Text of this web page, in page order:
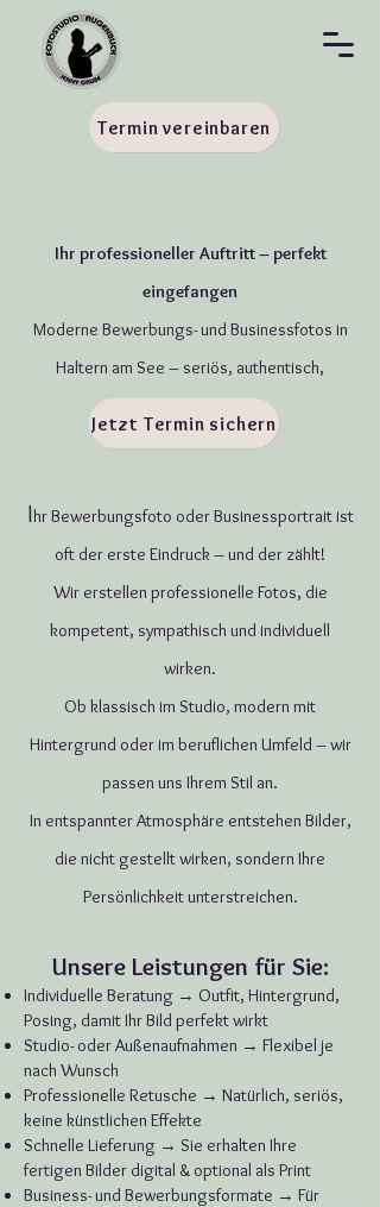
Termin vereinbaren
Ihr professioneller Auftritt – perfekt
eingefangen
Moderne Bewerbungs- und Businessfotos in
Haltern am See – seriös, authentisch,
überzeugend.
Ihr Bewerbungsfoto oder Businessportrait ist
oft der erste Eindruck – und der zählt!
Wir erstellen professionelle Fotos, die
kompetent, sympathisch und individuell
wirken.
Ob klassisch im Studio, modern mit
Hintergrund oder im beruflichen Umfeld – wir
passen uns Ihrem Stil an.
In entspannter Atmosphäre entstehen Bilder,
die nicht gestellt wirken, sondern Ihre
Persönlichkeit unterstreichen.
Unsere Leistungen für Sie:
Individuelle Beratung → Outfit, Hintergrund,
Posing, damit Ihr Bild perfekt wirkt
Studio- oder Außenaufnahmen → Flexibel je
nach Wunsch
Professionelle Retusche → Natürlich, seriös,
keine künstlichen Effekte
Schnelle Lieferung → Sie erhalten Ihre
fertigen Bilder digital & optional als Print
Business- und Bewerbungsformate → Für
Jetzt Termin sichern